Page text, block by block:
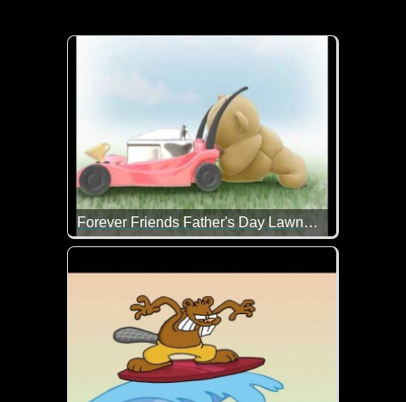
Forever Friends Father's Day Lawnmower
Alles Liebe und Gute zum Vatertag!